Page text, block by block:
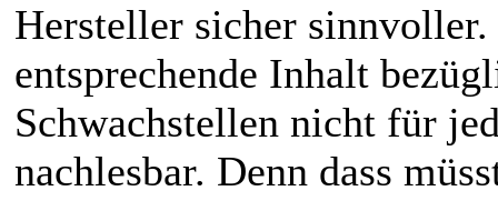
Hersteller sicher
entsprechende Inhalt
Schwachstellen nicht für
nachlesbar. Denn dass